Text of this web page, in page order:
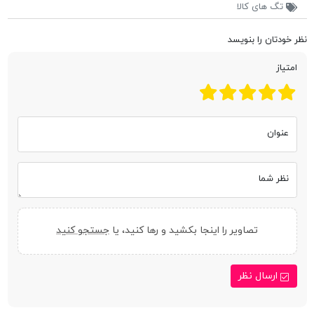
تگ های کالا
نظر خودتان را بنویسد
امتیاز
عنوان
نظر شما
تصاویر را اینجا بکشید و رها کنید، یا جستجو کنید
ارسال نظر